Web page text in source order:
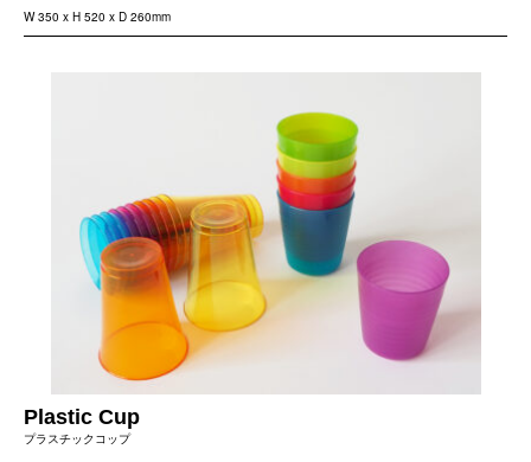
W 350 x H 520 x D 260mm
Plastic Cup
プラスチックコップ